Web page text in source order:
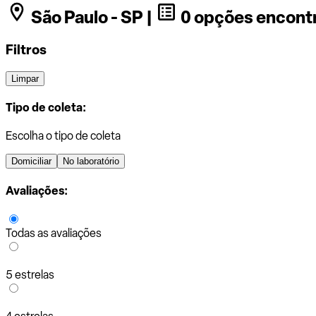
São Paulo - SP |
0 opções
Filtros
Limpar
Tipo de coleta:
Escolha o tipo de coleta
Domiciliar No laboratório
Avaliações:
Todas as avaliações
5 estrelas